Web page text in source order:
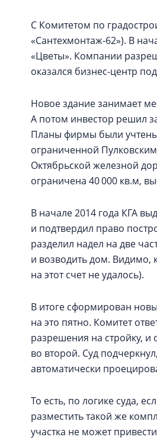
С Комитетом по
«Сантехмонтаж-62»). В
«Цветы». Компании
оказался бизнес-центр
Новое здание занимает
А потом инвестор решил
Планы фирмы были
ограниченной
Октябрьской железной
ограничена 40 000 кв.м,
В начале 2014 года КГА
и подтвердил право
разделил надел на две
и возводить дом.
на этот счет не удалось).
В итоге сформирован
на это пятно. Комитет
разрешения на стройку,
во второй. Суд
автоматически
То есть, по логике суда,
разместить такой же
участка не может